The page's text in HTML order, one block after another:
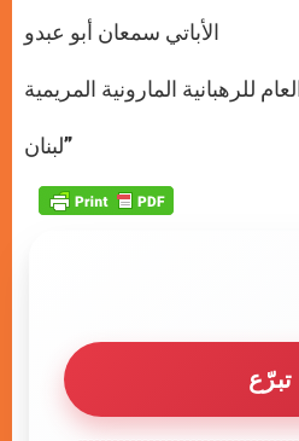
الأباتي سمعان أبو عبدو
للرهبانية المارونية المريمية
لبنان”
تبرّع